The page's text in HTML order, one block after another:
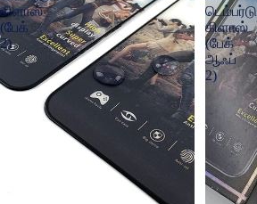
கிளாஸ்
(பேக்
2)
டெம்பர்டு
கிளாஸ்
(பேக்
ஆஃப்
2)